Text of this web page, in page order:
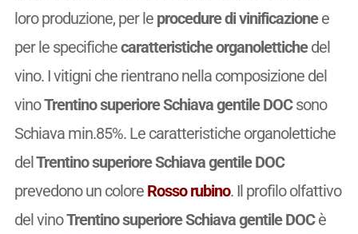
loro produzione, per le procedure di vinificazionee
per le specifichecaratteristiche organolettichedel
vino. I vitigni che rientrano nella composizione del
vinoTrentino superiore Schiava gentile DOCsono
Schiava min.85%. Le caratteristiche organolettiche
delTrentino superiore Schiava gentile DOC
prevedono un colore Rosso rubino. Il profilo olfattivo
del vinoTrentino superiore Schiava gentile DOCè